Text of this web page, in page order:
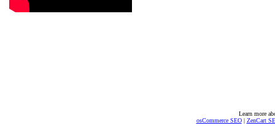
Learn more
osCommerce SEO| ZenCart